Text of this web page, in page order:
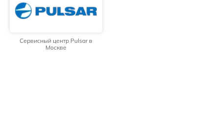
Сервисный центр Pulsar в
Москве